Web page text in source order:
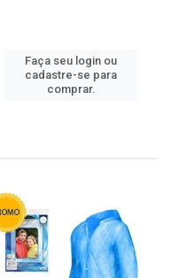
Faça seu login ou
cadastre-se para
comprar.